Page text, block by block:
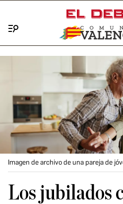
Imagen de archivo de una pareja de
Los jubilados